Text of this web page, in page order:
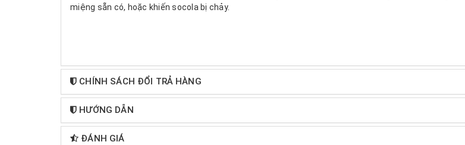
miệng sẵn có, hoặc khiến socola bị chảy.
CHÍNH SÁCH ĐỔI TRẢ HÀNG
HƯỚNG DẪN
ĐÁNH GIÁ